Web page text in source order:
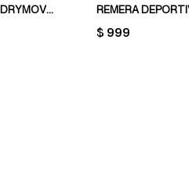
REMERA DEPORTIVA BOXY CON DRYMOVE™
PRICE:
$ 999